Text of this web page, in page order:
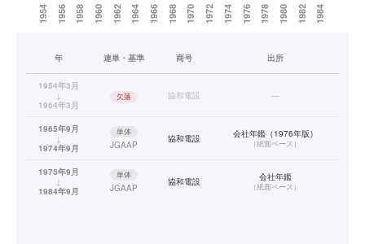
年 連単・基準 商号 出所
1954年3月
↓
1964年3月
欠落 協和電設 —
1965年9月
↓
1974年9月
単体
JGAAP
協和電設 会社年鑑（1976年版）
（紙面ベース）
1975年9月
↓
1984年9月
単体
JGAAP
協和電設 会社年鑑
（紙面ベース）